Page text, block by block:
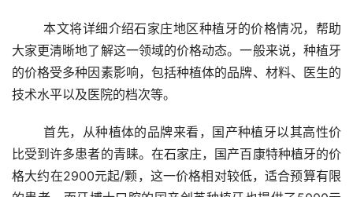
	本文将详细介绍石家庄地区种植牙的价格情况，帮助
大家更清晰地了解这一领域的价格动态。一般来说，种植牙
的价格受多种因素影响，包括种植体的品牌、材料、医生的
技术水平以及医院的档次等。
	首先，从种植体的品牌来看，国产种植牙以其高性价
比受到许多患者的青睐。在石家庄，国产百康特种植牙的价
格大约在2900元起/颗，这一价格相对较低，适合预算有限